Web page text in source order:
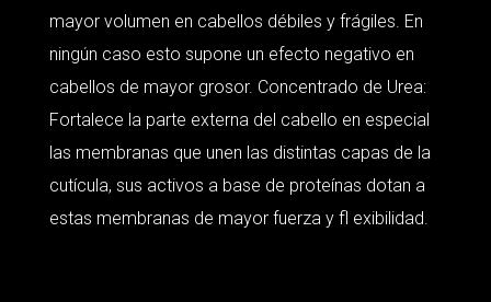
mayor volumen en cabellos débiles y frágiles. En
ningún caso esto supone un efecto negativo en
cabellos de mayor grosor. Concentrado de Urea:
Fortalece la parte externa del cabello en especial
las membranas que unen las distintas capas de la
cutícula, sus activos a base de proteínas dotan a
estas membranas de mayor fuerza y fl exibilidad.